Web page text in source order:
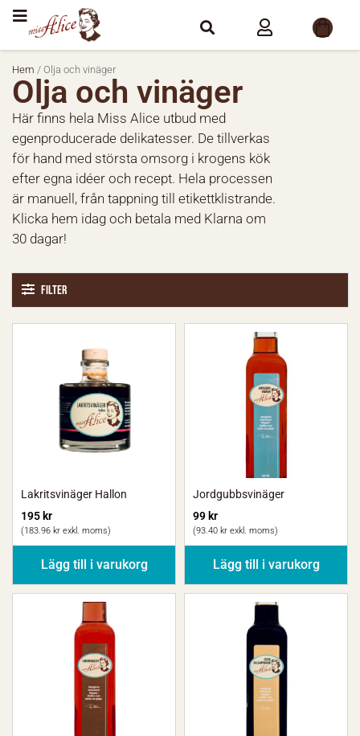
Hem / Olja och vinäger
Olja och vinäger
Här finns hela Miss Alice utbud med
egenproducerade delikatesser. De tillverkas
för hand med största omsorg i krogens kök
efter egna idéer och recept. Hela processen
är manuell, från tappning till etikettklistrande.
Klicka hem idag och betala med Klarna om
30 dagar!
Filter
Lakritsvinäger Hallon
195 kr
(183.96 kr exkl. moms)
Lägg till i varukorg
Jordgubbsvinäger
99 kr
(93.40 kr exkl. moms)
Lägg till i varukorg